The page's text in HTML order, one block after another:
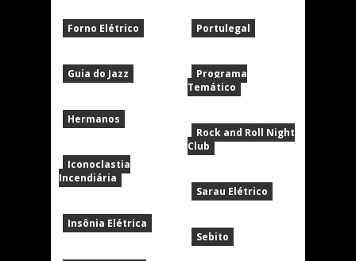
Forno Elétrico
Guia do Jazz
Hermanos
Iconoclastia
Incendiária
Insônia Elétrica
Portulegal
Programa
Temático
Rock and Roll Night
Club
Sarau Elétrico
Sebito